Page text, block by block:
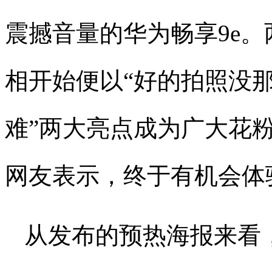
震撼音量的华为畅享9e
相开始便以“好的拍照没
难”两大亮点成为广大花
网友表示，终于有机会
从发布的预热海报来看